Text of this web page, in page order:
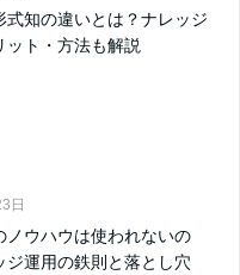
式知の違いとは？ナレッジ
ット・方法も解説
日
ノウハウは使われないの
ジ運用の鉄則と落とし穴